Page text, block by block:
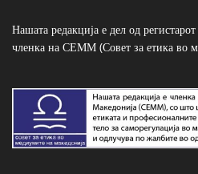
Нашата редакција е дел од
членка на СЕММ (Совет за етика во